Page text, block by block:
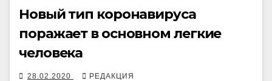
Новый тип коронавируса
поражает в основном легкие
человека
28.02.2020 РЕДАКЦИЯ